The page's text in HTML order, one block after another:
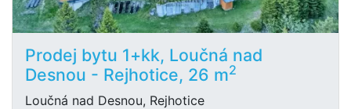
Prodej bytu 1+kk, Loučná nad
Desnou - Rejhotice, 26 m2
Loučná nad Desnou, Rejhotice